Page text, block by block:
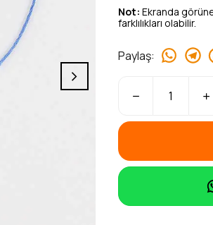
Not: Ekranda
farklılıkları olabilir.
Paylaş: